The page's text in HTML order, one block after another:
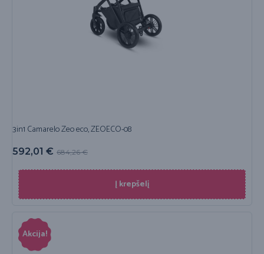
3in1 Camarelo Zeo eco, ZEOECO-08
684,26€
592,01 €
Į krepšelį
Akcija!